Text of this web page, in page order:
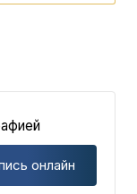
онлайн